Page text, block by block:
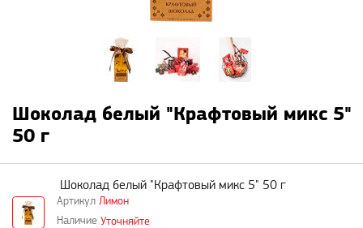
Шоколад белый "Крафтовый микс 5"
50 г
Лимон
Шоколад белый "Крафтовый микс 5" 50 г
Уточняйте